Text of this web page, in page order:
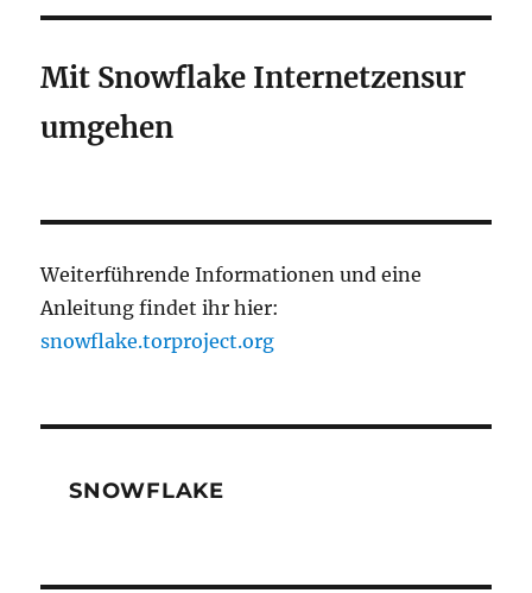
Mit Snowflake Internetzensur
umgehen
Weiterführende Informationen und eine
Anleitung findet ihr hier:
snowflake.torproject.org
SNOWFLAKE